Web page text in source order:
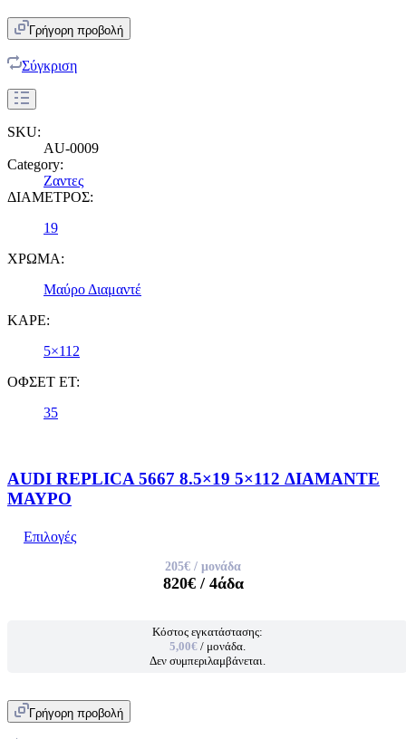
Γρήγορη προβολή
Σύγκριση
SKU:
AU-0009
Category:
Ζαντες
ΔΙΑΜΕΤΡΟΣ:
19
ΧΡΩΜΑ:
Μαύρο Διαμαντέ
ΚΑΡΕ:
5×112
ΟΦΣΕΤ ET:
35
AUDI REPLICA 5667 8.5×19 5×112 ΔΙΑΜΑΝΤΕ
ΜΑΥΡΟ
Επιλογές
205€ / μονάδα
820€/ 4άδα
Κόστος εγκατάστασης:
5,00€ / μονάδα.
Δεν συμπεριλαμβάνεται.
Γρήγορη προβολή